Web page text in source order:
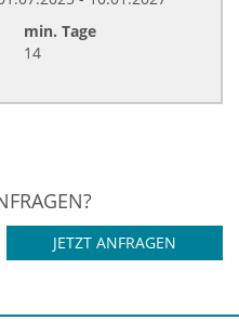
min. Tage
14
JETZT ANFRAGEN